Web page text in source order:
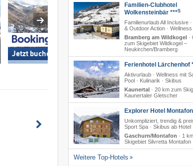
Jetzt buchen » Jetzt buchen »
Familien-Clubhotel
Wolkensteinbär ***S
Familienurlaub All Inclusive
& Outdoor Action · Wellness
Bramberg am Wildkogel ·
zum Skigebiet Wildkogel –
Neukirchen/​Bramberg
Ferienhotel Lärchenhof
Aktivurlaub · Wellness mit
Pool · Kulinarik · Skibus
Kaunertal · 20 km zum
Kaunertaler Gletscher
Explorer Hotel Montafon
Unkompliziert, trendig &
Sport Spa · Skibus ab Hotel
Gaschurn/Montafon · 1
Skigebiet Silvretta Montafon
Weitere Top-Hotels